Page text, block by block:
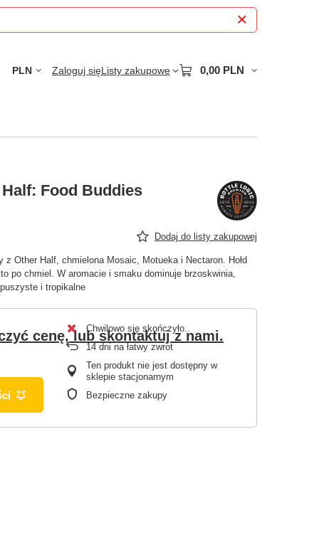
PLN Zaloguj sięListy zakupowe 0,00 PLN
Food Buddies
Dodaj do listy zakupowej
z Other Half, chmielona Mosaic, Motueka i Nectaron. Hołd
po chmiel. W aromacie i smaku dominuje brzoskwinia,
i tropikalne
cenę, lub skontaktuj z nami.
Chwilowo się skończyło.
14 dni na łatwy zwrot
Ten produkt nie jest dostępny w
sklepie stacjonarnym
Bezpieczne zakupy